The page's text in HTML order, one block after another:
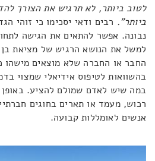
לטוב ביותר, לא תרגיש את הצורך
ביותר". רבים ודאי יסכימו כי זוהי
נבונה. אפשר להתאים את הגישה
למשל את הנושא הרגיש של מציאת בן
החבר או החברה שלא מוצאים מישהו
בהשוואות לטיפוס אידיאלי שמצוי
במה שיש לאדם שמולם להציע.
רכוש, מעמד או תארים בחוגים
אנשים לאומללות קבועה.